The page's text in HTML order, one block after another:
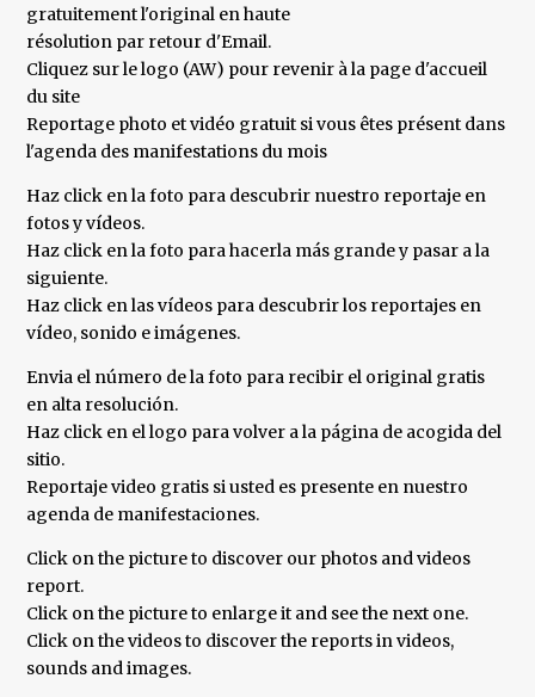
gratuitement l'original en haute
résolution par retour d'Email.
Cliquez sur le logo (AW) pour revenir à la page d'accueil
du site
Reportage photo et vidéo gratuit si vous êtes présent dans
l'agenda des manifestations du mois
Haz click en la foto para descubrir nuestro reportaje en
fotos y vídeos.
Haz click en la foto para hacerla más grande y pasar a la
siguiente.
Haz click en las vídeos para descubrir los reportajes en
vídeo, sonido e imágenes.
Envia el número de la foto para recibir el original gratis
en alta resolución.
Haz click en el logo para volver a la página de acogida del
sitio.
Reportaje video gratis si usted es presente en nuestro
agenda de manifestaciones.
Click on the picture to discover our photos and videos
report.
Click on the picture to enlarge it and see the next one.
Click on the videos to discover the reports in videos,
sounds and images.